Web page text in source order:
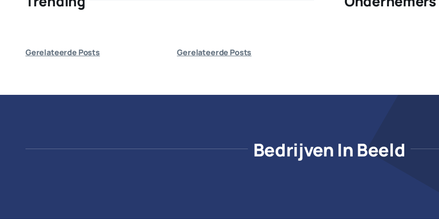
Gerelateerde Posts Gerelateerde Posts
Bedrijven In Beeld